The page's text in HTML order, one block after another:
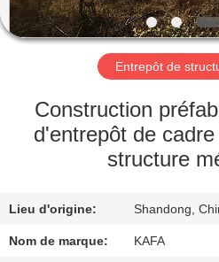
SPECTACLE
DE
RÉALITÉ
VIRTUELLE
DE
NOUS
Entrepôt de
Construction
d'entrepôt de
structure
Lieu d'origine: Shandong,
Nom de marque: KAFA